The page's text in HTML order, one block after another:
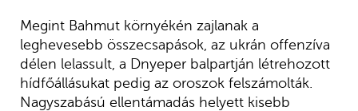
Megint Bahmut környékén zajlanak a
leghevesebb összecsapások, az ukrán offenzíva
délen lelassult, a Dnyeper balpartján létrehozott
hídfőállásukat pedig az oroszok felszámolták.
Nagyszabású ellentámadás helyett kisebb